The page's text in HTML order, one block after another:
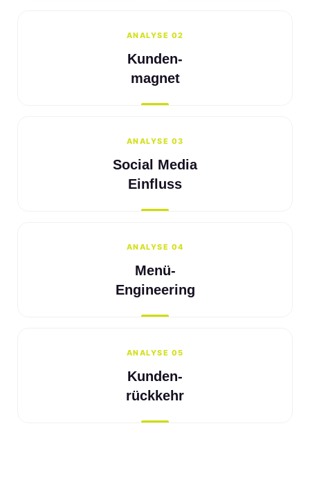
ANALYSE 02
Kunden-
magnet
ANALYSE 03
Social Media
Einfluss
ANALYSE 04
Menü-
Engineering
ANALYSE 05
Kunden-
rückkehr